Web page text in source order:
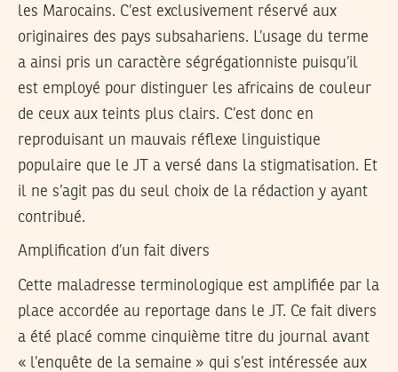
les Marocains. C’est exclusivement réservé aux
originaires des pays subsahariens. L’usage du terme
a ainsi pris un caractère ségrégationniste puisqu’il
est employé pour distinguer les africains de couleur
de ceux aux teints plus clairs. C’est donc en
reproduisant un mauvais réflexe linguistique
populaire que le JT a versé dans la stigmatisation. Et
il ne s’agit pas du seul choix de la rédaction y ayant
contribué.
Amplification d’un fait divers
Cette maladresse terminologique est amplifiée par la
place accordée au reportage dans le JT. Ce fait divers
a été placé comme cinquième titre du journal avant
« l’enquête de la semaine » qui s’est intéressée aux